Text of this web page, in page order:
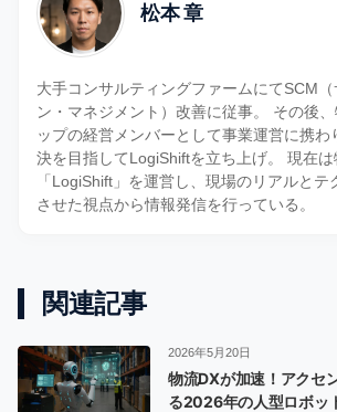
松本 章
大手コンサルティングファームにてSCM
ン・マネジメント）改善に従事。 その後
ップの経営メンバーとして事業運営に携わ
決を目指してLogiShiftを立ち上げ。 現在
「LogiShift」を運営し、現場のリアルとテ
させた視点から情報発信を行っている。
関連記事
2026年5月20日
物流DXが加速！アクセ
る2026年の人型ロボッ